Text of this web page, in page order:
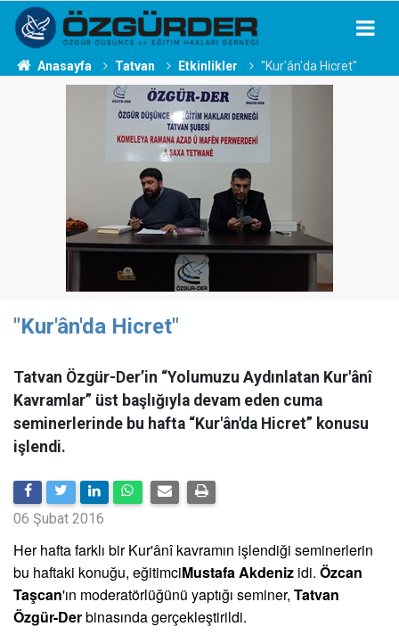
Anasayfa Tatvan Etkinlikler "Kur'ân'da Hicret"
"Kur'ân'da Hicret"
Tatvan Özgür-Der’in “Yolumuzu Aydınlatan Kur'ânî
Kavramlar” üst başlığıyla devam eden cuma
seminerlerinde bu hafta “Kur'ân'da Hicret” konusu
işlendi.
06 Şubat 2016
Her hafta farklı bir Kur'ânî kavramın işlendiği seminerlerin
bu haftaki konuğu, eğitimciMustafa Akdeniz idi. Özcan
Taşcan'ın moderatörlüğünü yaptığı seminer, Tatvan
Özgür-Derbinasında gerçekleştirildi.